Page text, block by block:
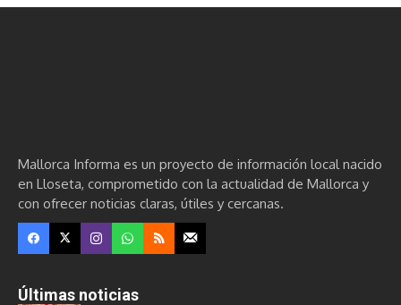
Mallorca Informa es un proyecto de información local nacido
en Lloseta, comprometido con la actualidad de Mallorca y
con ofrecer noticias claras, útiles y cercanas.
Últimas noticias